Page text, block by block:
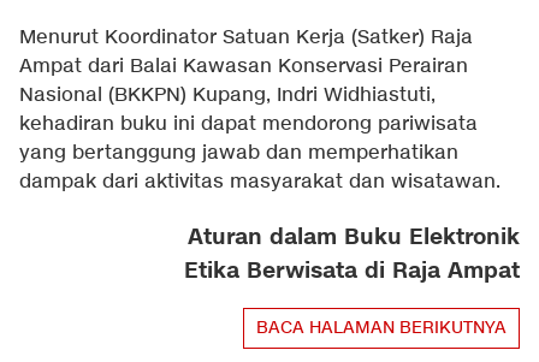
Menurut Koordinator Satuan Kerja (Satker) Raja
Ampat dari Balai Kawasan Konservasi Perairan
Nasional (BKKPN) Kupang, Indri Widhiastuti,
kehadiran buku ini dapat mendorong pariwisata
yang bertanggung jawab dan memperhatikan
dampak dari aktivitas masyarakat dan wisatawan.
Aturan dalam Buku Elektronik
Etika Berwisata di Raja Ampat
BACA HALAMAN BERIKUTNYA